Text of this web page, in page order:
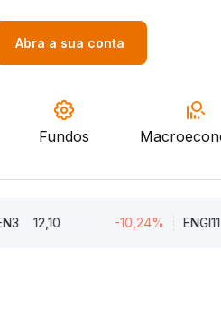
Abra a sua conta
Fundos
12,10 -10,24% ENGI11